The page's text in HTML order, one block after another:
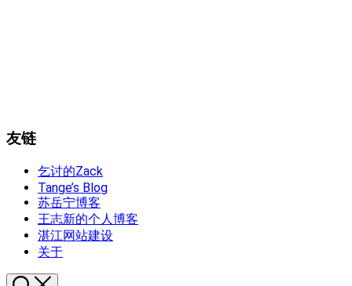
友链
乞讨的Zack
Tange’s Blog
苏岳宁博客
王志新的个人博客
湛江网站建设
关于